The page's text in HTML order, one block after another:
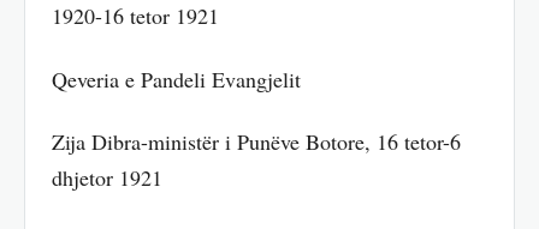
1920-16 tetor 1921
Qeveria e Pandeli Evangjelit
Zija Dibra-ministër i Punëve Botore, 16 tetor-6
dhjetor 1921